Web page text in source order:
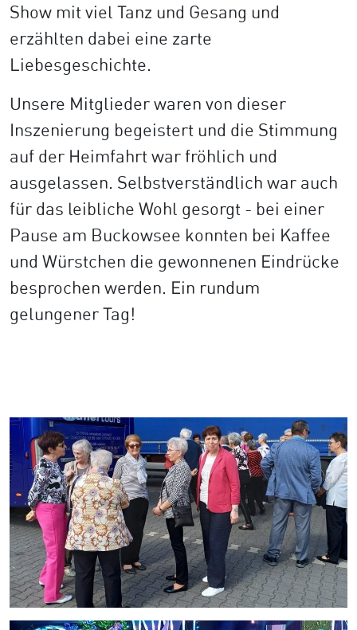
Show mit viel Tanz und Gesang und
erzählten dabei eine zarte
Liebesgeschichte.
Unsere Mitglieder waren von dieser
Inszenierung begeistert und die Stimmung
auf der Heimfahrt war fröhlich und
ausgelassen. Selbstverständlich war auch
für das leibliche Wohl gesorgt - bei einer
Pause am Buckowsee konnten bei Kaffee
und Würstchen die gewonnenen Eindrücke
besprochen werden. Ein rundum
gelungener Tag!